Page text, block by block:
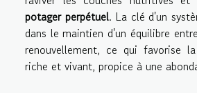
potager perpétuel. La clé d'un
dans le maintien d'un équilibre
renouvellement, ce qui favorise
riche et vivant, propice à une